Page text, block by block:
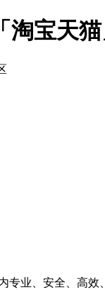
淘宝天
业、安全、高效